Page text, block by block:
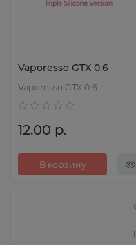
Vaporesso GTX 0.6
Vaporesso GTX 0.6
12.00 р.
В корзину